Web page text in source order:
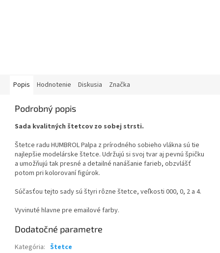
Popis Hodnotenie Diskusia Značka
Podrobný popis
Sada kvalitných štetcov zo sobej strsti.
Štetce radu HUMBROL Palpa z prírodného sobieho vlákna sú tie
najlepšie modelárske štetce. Udržujú si svoj tvar aj pevnú špičku
a umožňujú tak presné a detailné nanášanie farieb, obzvlášť
potom pri kolorovaní figúrok.
Súčasťou tejto sady sú štyri rôzne štetce, veľkosti 000, 0, 2 a 4.
Vyvinuté hlavne pre emailové farby.
Dodatočné parametre
Kategória: Štetce